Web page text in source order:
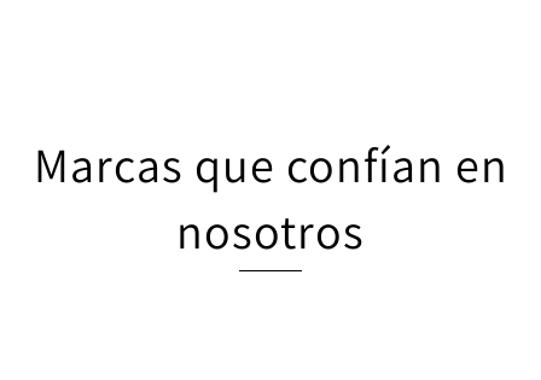
Marcas que confían en
nosotros